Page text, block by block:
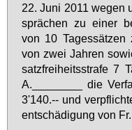
22. Ju­ni 2011 we­gen
sprä­chen zu ei­ner
von 10
von zwei Jah­ren
satz­frei­heits­stra­fe 7
A.________ die
3'140.-- und
ent­schä­di­gung von